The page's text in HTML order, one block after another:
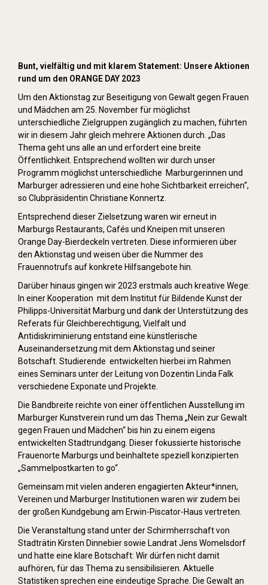
Bunt, vielfältig und mit klarem Statement: Unsere Aktionen
rund um den ORANGE DAY 2023
Um den Aktionstag zur Beseitigung von Gewalt gegen Frauen
und Mädchen am 25. November für möglichst
unterschiedliche Zielgruppen zugänglich zu machen, führten
wir in diesem Jahr gleich mehrere Aktionen durch. „Das
Thema geht uns alle an und erfordert eine breite
Öffentlichkeit. Entsprechend wollten wir durch unser
Programm möglichst unterschiedliche Marburgerinnen und
Marburger adressieren und eine hohe Sichtbarkeit erreichen“,
so Clubpräsidentin Christiane Konnertz.
Entsprechend dieser Zielsetzung waren wir erneut in
Marburgs Restaurants, Cafés und Kneipen mit unseren
Orange Day-Bierdeckeln vertreten. Diese informieren über
den Aktionstag und weisen über die Nummer des
Frauennotrufs auf konkrete Hilfsangebote hin.
Darüber hinaus gingen wir 2023 erstmals auch kreative Wege:
In einer Kooperation mit dem Institut für Bildende Kunst der
Philipps-Universität Marburg und dank der Unterstützung des
Referats für Gleichberechtigung, Vielfalt und
Antidiskriminierung entstand eine künstlerische
Auseinandersetzung mit dem Aktionstag und seiner
Botschaft. Studierende entwickelten hierbei im Rahmen
eines Seminars unter der Leitung von Dozentin Linda Falk
verschiedene Exponate und Projekte.
Die Bandbreite reichte von einer öffentlichen Ausstellung im
Marburger Kunstverein rund um das Thema „Nein zur Gewalt
gegen Frauen und Mädchen“ bis hin zu einem eigens
entwickelten Stadtrundgang. Dieser fokussierte historische
Frauenorte Marburgs und beinhaltete speziell konzipierten
„Sammelpostkarten to go“.
Gemeinsam mit vielen anderen engagierten Akteur*innen,
Vereinen und Marburger Institutionen waren wir zudem bei
der großen Kundgebung am Erwin-Piscator-Haus vertreten.
Die Veranstaltung stand unter der Schirmherrschaft von
Stadträtin Kirsten Dinnebier sowie Landrat Jens Womelsdorf
und hatte eine klare Botschaft: Wir dürfen nicht damit
aufhören, für das Thema zu sensibilisieren. Aktuelle
Statistiken sprechen eine eindeutige Sprache. Die Gewalt an